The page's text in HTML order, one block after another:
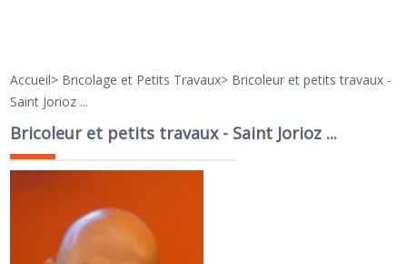
Accueil> Bricolage et Petits Travaux> Bricoleur et petits travaux -
Saint Jorioz ...
Bricoleur et petits travaux - Saint Jorioz ...